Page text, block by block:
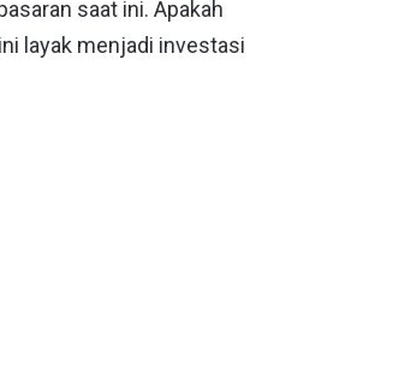
saat ini. Apakah
layak menjadi investasi